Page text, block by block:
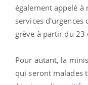
également appelé à
services d'urgences
grève à partir du 23
Pour autant, la
qui seront malades